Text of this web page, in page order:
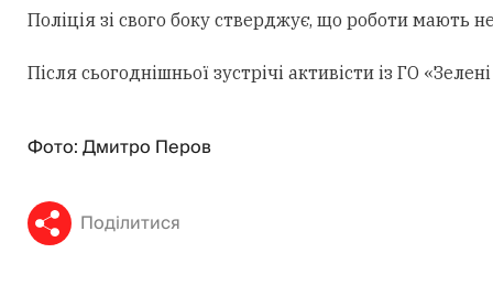
Поліція зі свого боку стверджує, що роботи мають
Після сьогоднішньої зустрічі активісти із ГО
Фото: Дмитро Перов
Поділитися